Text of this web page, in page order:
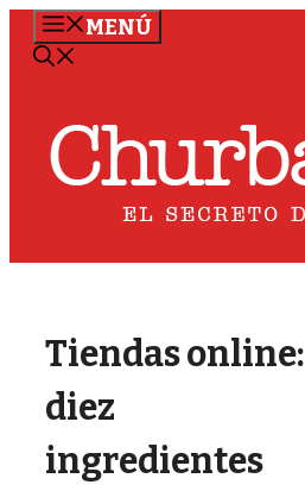
Saltar
MENÚ
Tiendas online:
diez
ingredientes